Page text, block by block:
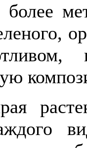
более